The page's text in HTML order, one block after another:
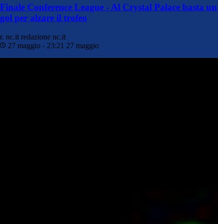
Finale Conference League - Al Crystal Palace basta un
gol per alzare il trofeo
r. nc.it redazione nc.it
27 maggio - 23:21 27 maggio